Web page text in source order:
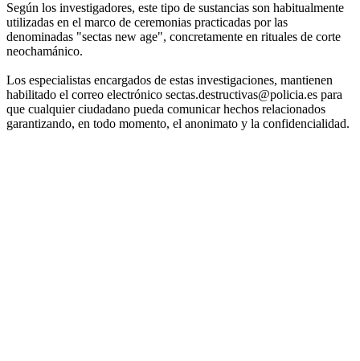
Según los investigadores, este tipo de sustancias son habitualmente
utilizadas en el marco de ceremonias practicadas por las
denominadas "sectas new age", concretamente en rituales de corte
neochamánico.
Los especialistas encargados de estas investigaciones, mantienen
habilitado el correo electrónico sectas.destructivas@policia.es para
que cualquier ciudadano pueda comunicar hechos relacionados
garantizando, en todo momento, el anonimato y la confidencialidad.